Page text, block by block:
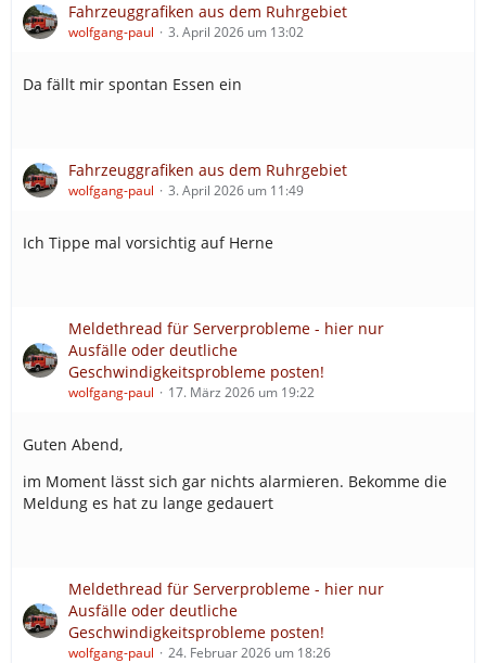
Fahrzeuggrafiken aus dem Ruhrgebiet
wolfgang-paul 3. April 2026 um 13:02
Da fällt mir spontan Essen ein
Fahrzeuggrafiken aus dem Ruhrgebiet
wolfgang-paul 3. April 2026 um 11:49
Ich Tippe mal vorsichtig auf Herne
Meldethread für Serverprobleme - hier nur
Ausfälle oder deutliche
Geschwindigkeitsprobleme posten!
wolfgang-paul 17. März 2026 um 19:22
Guten Abend,
im Moment lässt sich gar nichts alarmieren. Bekomme die
Meldung es hat zu lange gedauert
Meldethread für Serverprobleme - hier nur
Ausfälle oder deutliche
Geschwindigkeitsprobleme posten!
wolfgang-paul 24. Februar 2026 um 18:26